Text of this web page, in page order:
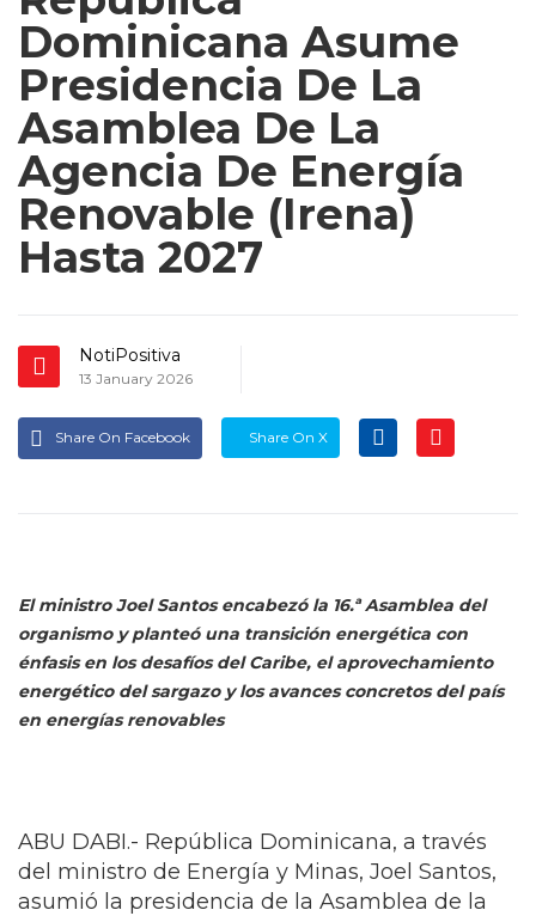
República
Dominicana Asume
Presidencia De La
Asamblea De La
Agencia De Energía
Renovable (Irena)
Hasta 2027
NotiPositiva
El ministro Joel Santos encabezó la 16.ª Asamblea del
organismo y planteó una transición energética con
énfasis en los desafíos del Caribe, el aprovechamiento
energético del sargazo y los avances concretos del país
ABU DABI.- República Dominicana, a través
del ministro de Energía y Minas, Joel Santos,